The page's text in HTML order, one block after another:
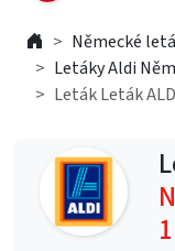
Německé
Letáky Aldi
Leták Leták